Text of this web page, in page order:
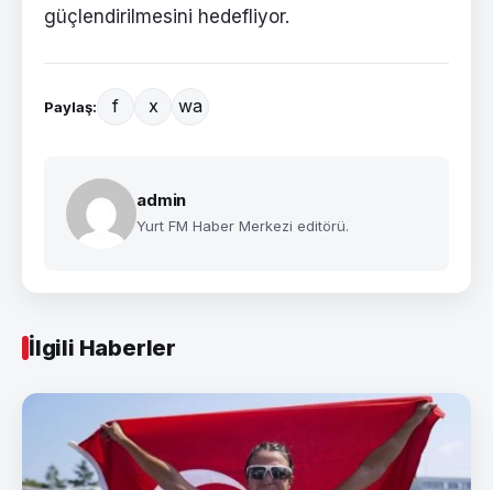
güçlendirilmesini hedefliyor.
Paylaş: f x wa
admin
Yurt FM Haber Merkezi editörü.
İlgili Haberler